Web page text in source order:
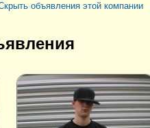
объявления этой компании